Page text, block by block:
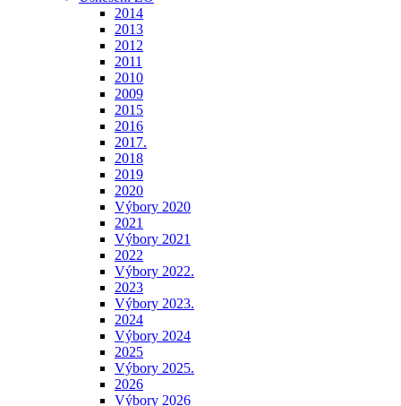
2014
2013
2012
2011
2010
2009
2015
2016
2017.
2018
2019
2020
Výbory 2020
2021
Výbory 2021
2022
Výbory 2022.
2023
Výbory 2023.
2024
Výbory 2024
2025
Výbory 2025.
2026
Výbory 2026